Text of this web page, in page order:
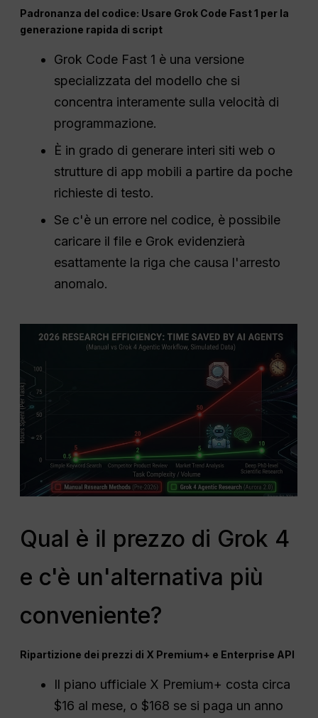
Padronanza del codice: Usare Grok Code Fast 1 per la
generazione rapida di script
Grok Code Fast 1 è una versione
specializzata del modello che si
concentra interamente sulla velocità di
programmazione.
È in grado di generare interi siti web o
strutture di app mobili a partire da poche
richieste di testo.
Se c'è un errore nel codice, è possibile
caricare il file e Grok evidenzierà
esattamente la riga che causa l'arresto
anomalo.
Qual è il prezzo di Grok 4
e c'è un'alternativa più
conveniente?
Ripartizione dei prezzi di X Premium+ e Enterprise API
Il piano ufficiale X Premium+ costa circa
$16 al mese, o $168 se si paga un anno